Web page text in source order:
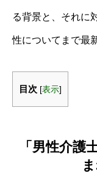
る背景と、それに
性についてまで最
目次 [表示]
「男性介護